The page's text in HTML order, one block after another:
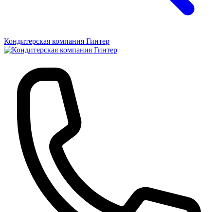
Кондитерская компания Гинтер